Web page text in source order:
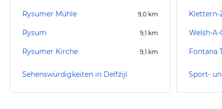
Rysumer Mühle 9,0 km
Rysum 9,1 km
Rysumer Kirche 9,1 km
Sehenswürdigkeiten in Delfzijl
Welsh-
Sport-